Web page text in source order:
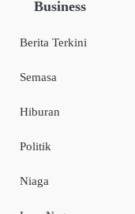
Business
Berita Terkini
Semasa
Hiburan
Politik
Niaga